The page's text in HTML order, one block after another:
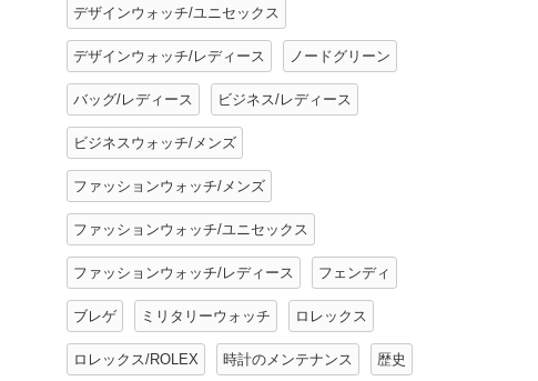
デザインウォッチ/ユニセックス
デザインウォッチ/レディース ノードグリーン
バッグ/レディース ビジネス/レディース
ビジネスウォッチ/メンズ
ファッションウォッチ/メンズ
ファッションウォッチ/ユニセックス
ファッションウォッチ/レディース フェンディ
ブレゲ ミリタリーウォッチ ロレックス
ロレックス/ROLEX 時計のメンテナンス 歴史